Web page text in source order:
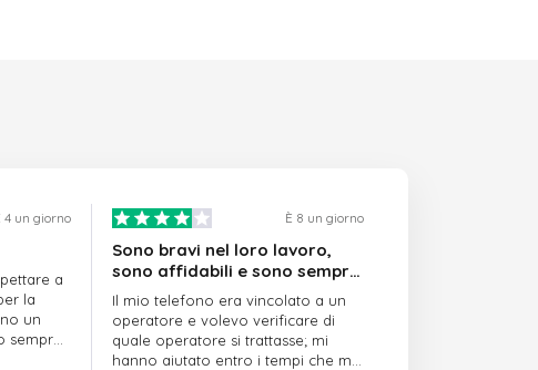
4 un giorno
a
la
un
È 8 un giorno
Sono bravi nel loro lavoro,
sono affidabili e sono sempre
puntuali
Il mio telefono era vincolato a un
operatore e volevo verificare di
quale operatore si trattasse; mi
hanno aiutato entro i tempi che mi